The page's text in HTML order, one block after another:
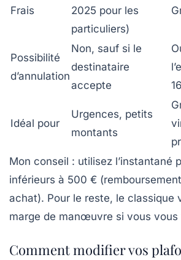
Frais
2025 pour les
particuliers)
Possibilité
d’annulation
Non, sauf si le
destinataire
accepte
Idéal pour
Urgences, petits
montants
Mon conseil : utilisez l’instantané
inférieurs à 500 €
achat). Pour le reste, le classique
marge de manœuvre si vous vous
Comment modifier vos